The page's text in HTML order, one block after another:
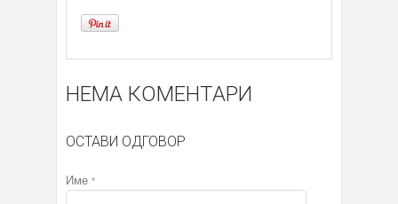
НЕМА КОМЕНТАРИ
ОСТАВИ ОДГОВОР
Име *